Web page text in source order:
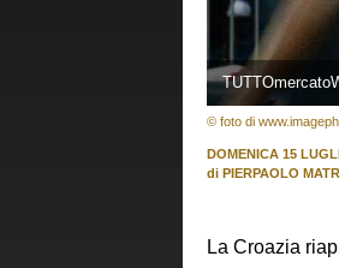
© foto di
DOMENICA 15
di PIERPAOLO
La Croazia